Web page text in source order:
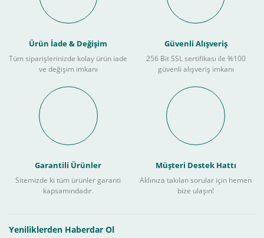
Ürün İade & Değişim
Tüm siparişlerinizde kolay ürün iade
ve değişim imkanı
Güvenli Alışveriş
256 Bit SSL sertifikası ile %100
güvenli alışveriş imkanı
Garantili Ürünler
Sitemizde ki tüm ürünler garanti
kapsamındadır.
Müşteri Destek Hattı
Aklınıza takılan sorular için hemen
bize ulaşın!
Yeniliklerden Haberdar Ol